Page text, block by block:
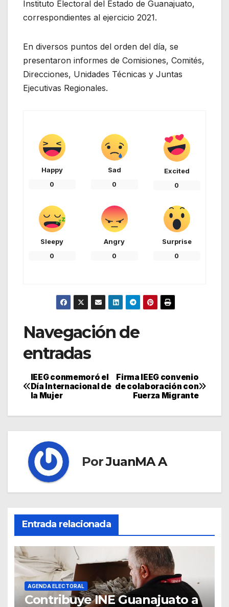
Instituto Electoral del Estado de Guanajuato,
correspondientes al ejercicio 2021.
En diversos puntos del orden del día, se
presentaron informes de Comisiones, Comités,
Direcciones, Unidades Técnicas y Juntas
Ejecutivas Regionales.
Happy
0
Sad
0
Excited
0
Sleepy
0
Angry
0
Surprise
0
Navegación de
entradas
Firma IEEG convenio
de colaboración con
Fuerza Migrante
IEEG conmemoró el
Día Internacional de
la Mujer
PorJuanMA A
Entrada relacionada
AGENDA ELECTORAL
Contribuye INE Guanajuato a